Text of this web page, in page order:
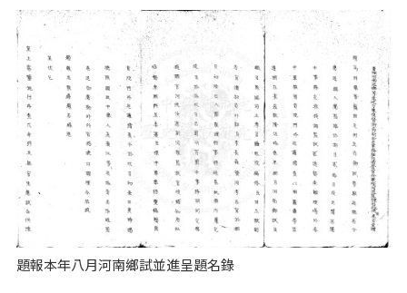
題報本年八月河南鄉試並進呈題名錄